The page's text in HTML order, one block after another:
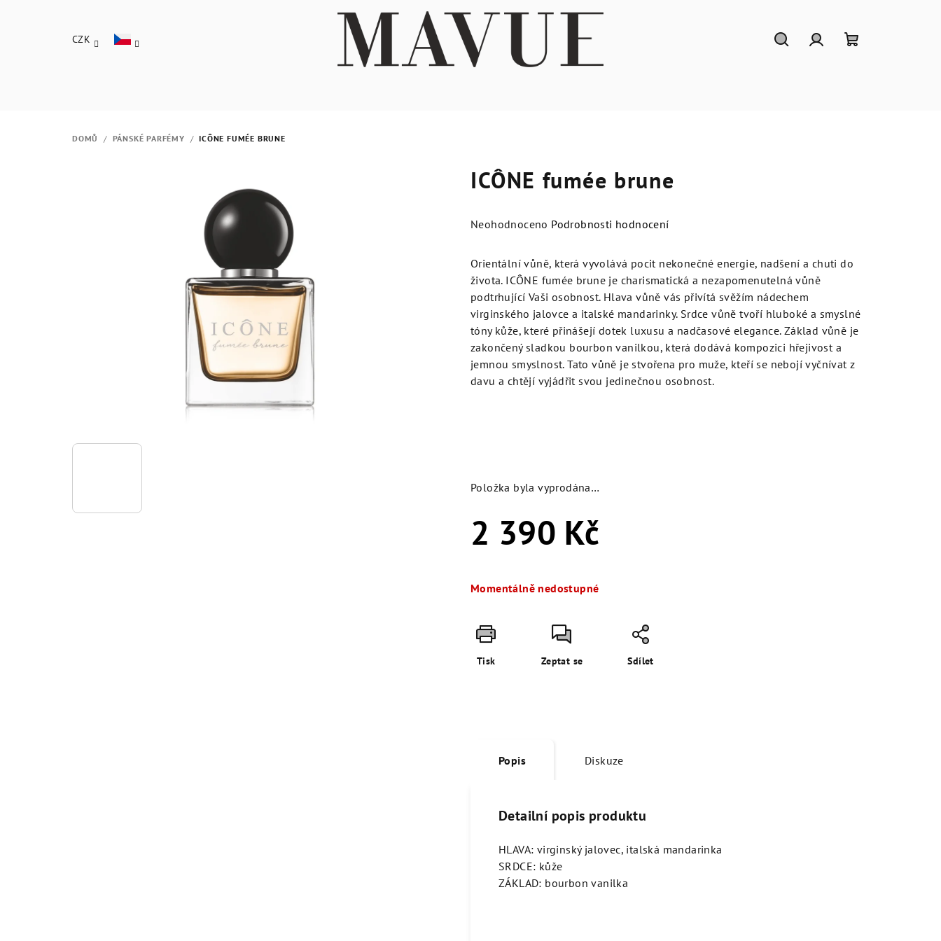
CZK
DOMŮ / PÁNSKÉ PARFÉMY / ICÔNE FUMÉE BRUNE
ICÔNE fumée brune
Průměrné
produktu
je
z
5
hvězdiček.
Neohodnoceno Podrobnosti hodnocení
Orientální vůně, která vyvolává pocit nekonečné energie, nadšení a chuti do
života. ICÔNE fumée brune je charismatická a nezapomenutelná vůně
podtrhující Vaši osobnost. Hlava vůně vás přivítá svěžím nádechem
virginského jalovce a italské mandarinky. Srdce vůně tvoří hluboké a smyslné
tóny kůže, které přinášejí dotek luxusu a nadčasové elegance. Základ vůně je
zakončený sladkou bourbon vanilkou, která dodává kompozici hřejivost a
jemnou smyslnost. Tato vůně je stvořena pro muže, kteří se nebojí vyčnívat z
davu a chtějí vyjádřit svou jedinečnou osobnost.
Položka byla vyprodána…
2 390 Kč
cena:
Momentálně nedostupné
Tisk Zeptat se Sdílet
Popis Diskuze
Detailní popis produktu
HLAVA: virginský jalovec, italská mandarinka
SRDCE: kůže
ZÁKLAD: bourbon vanilka